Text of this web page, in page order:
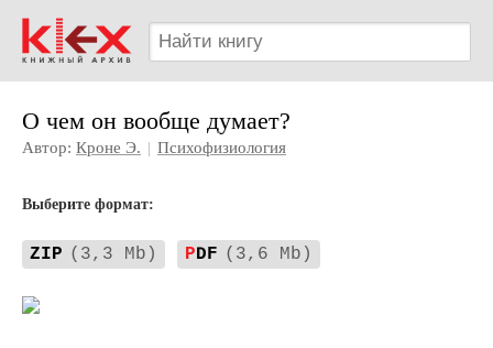
О чем он вообще думает?
Автор: Кроне Э. | Психофизиология
Выберите формат:
ZIP (3,3 Mb) PDF (3,6 Mb)